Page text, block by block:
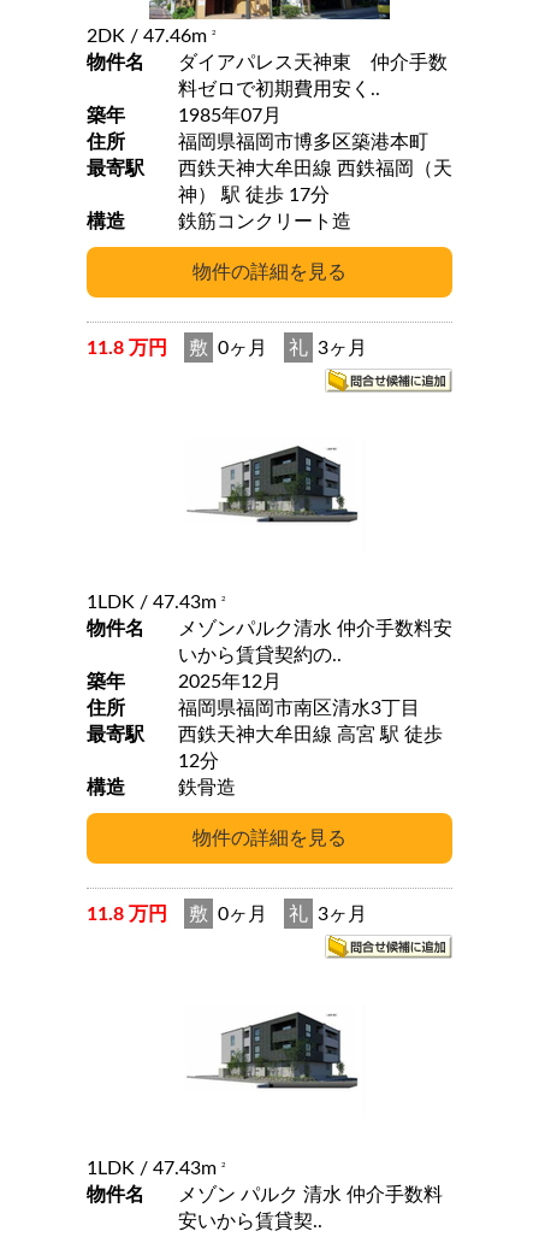
2DK / 47.46m 2
物件名
ダイアパレス天神東 仲介手数
料ゼロで初期費用安く..
築年
1985年07月
住所
福岡県福岡市博多区築港本町
最寄駅
西鉄天神大牟田線 西鉄福岡（天
神） 駅 徒歩 17分
構造
鉄筋コンクリート造
11.8 万円 敷 0ヶ月 礼 3ヶ月
1LDK / 47.43m 2
物件名
メゾンパルク清水 仲介手数料安
いから賃貸契約の..
築年
2025年12月
住所
福岡県福岡市南区清水3丁目
最寄駅
西鉄天神大牟田線 高宮 駅 徒歩
12分
構造
鉄骨造
11.8 万円 敷 0ヶ月 礼 3ヶ月
1LDK / 47.43m 2
物件名
メゾン パルク 清水 仲介手数料
安いから賃貸契..